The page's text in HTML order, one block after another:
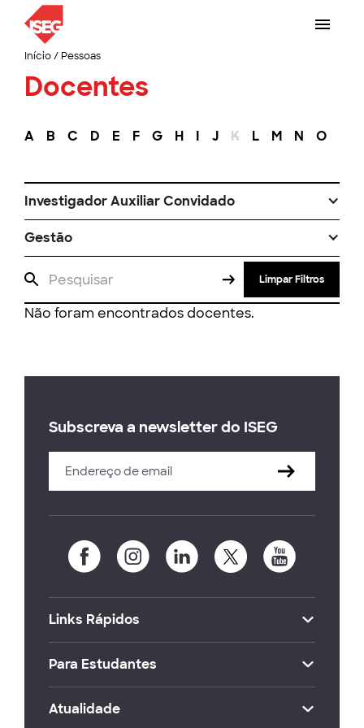
Início/ Pessoas
Docentes
A B C D E F G H I J K L M N O
Investigador Auxiliar Convidado
Gestão
Limpar Filtros
Não foram encontrados docentes.
Subscreva a newsletter do ISEG
Links Rápidos
Para Estudantes
Atualidade